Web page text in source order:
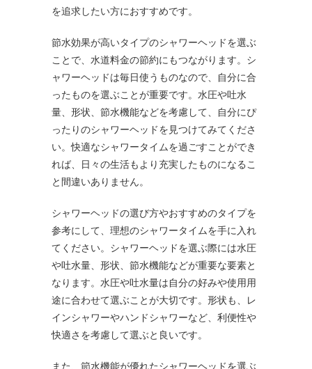
を追求したい方におすすめです。
節水効果が高いタイプのシャワーヘッドを選ぶ
ことで、水道料金の節約にもつながります。シ
ャワーヘッドは毎日使うものなので、自分に合
ったものを選ぶことが重要です。水圧や吐水
量、形状、節水機能などを考慮して、自分にぴ
ったりのシャワーヘッドを見つけてみてくださ
い。快適なシャワータイムを過ごすことができ
れば、日々の生活もより充実したものになるこ
と間違いありません。
シャワーヘッドの選び方やおすすめのタイプを
参考にして、理想のシャワータイムを手に入れ
てください。シャワーヘッドを選ぶ際には水圧
や吐水量、形状、節水機能などが重要な要素と
なります。水圧や吐水量は自分の好みや使用用
途に合わせて選ぶことが大切です。形状も、レ
インシャワーやハンドシャワーなど、利便性や
快適さを考慮して選ぶと良いです。
また、節水機能が優れたシャワーヘッドを選ぶ